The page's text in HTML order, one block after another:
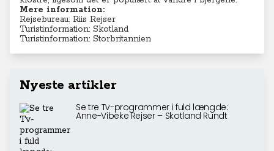
Mere information:
Rejsebureau: Riis Rejser
Turistinformation: Skotland
Turistinformation: Storbritannien
Nyeste artikler
Se tre Tv-programmer i fuld længde:
Anne-Vibeke Rejser – Skotland Rundt